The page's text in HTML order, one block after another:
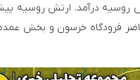
روسیه درآمد. ارتش روسیه
فرودگاه خرسون و بخش